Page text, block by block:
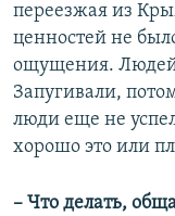
переезжая из
ценностей не
ощущения. Людей
Запугивали,
люди еще не
хорошо это или
– Что делать,